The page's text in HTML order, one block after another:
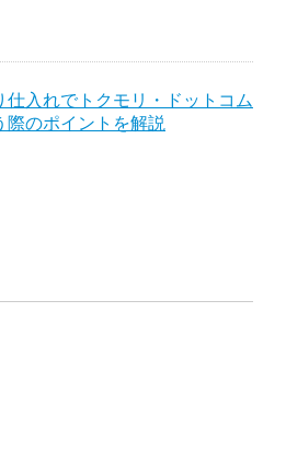
仕入れでトクモリ・ドットコム
際のポイントを解説